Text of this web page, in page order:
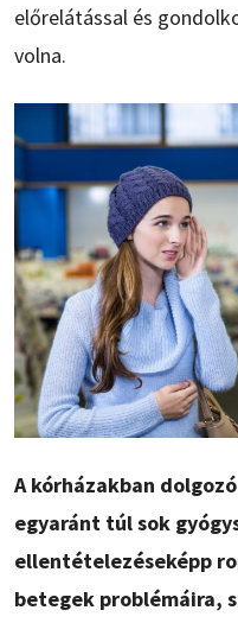
előrelátással és
volna.
A kórházakban
egyaránt túl sok
ellentételezéseképp
betegek problémáira,